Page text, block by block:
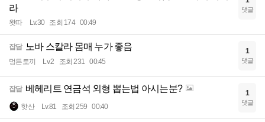
라
왓따 Lv.30 조회 174 00:49
댓글
잡담 노바 스칼라 몸매 누가 좋음
멍든토끼 Lv.2 조회 231 00:45
1
댓글
잡담 베헤리트 연금석 외형 뽑는법 아시는분?
핫산 Lv.81 조회 259 00:40
1
댓글